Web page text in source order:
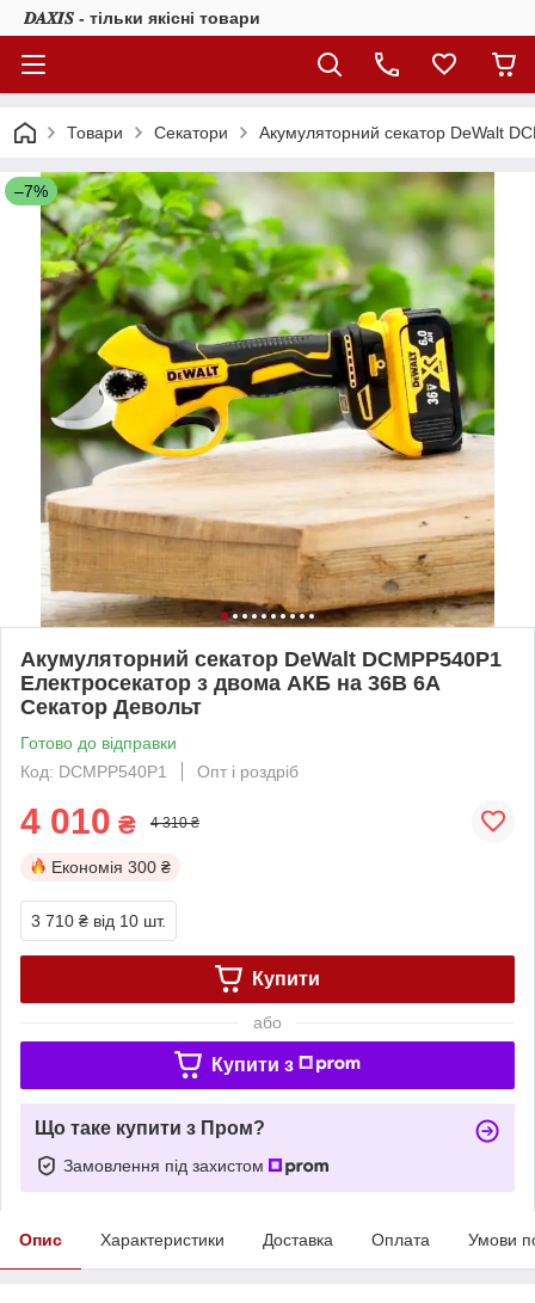
𝑫𝑨𝑿𝑰𝑺 - тільки якісні товари
Товари Секатори Акумуляторний секатор DeWalt
–7%
Акумуляторний секатор DeWalt DCMPP540P1
Електросекатор з двома АКБ на 36В 6А
Секатор Девольт
Готово до відправки
Код: DCMPP540P1
Опт і роздріб
4 010 ₴ 4 310 ₴
Економія 300 ₴
3 710 ₴ від 10 шт.
Купити
або
Купити з
Що таке купити з Пром?
Замовлення під захистом
Опис Характеристики Доставка Оплата Умови